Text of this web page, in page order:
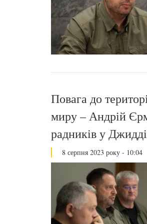
Повага до
миру – Андрій
радників у Джидді
8 серпня 2023 року - 10:04